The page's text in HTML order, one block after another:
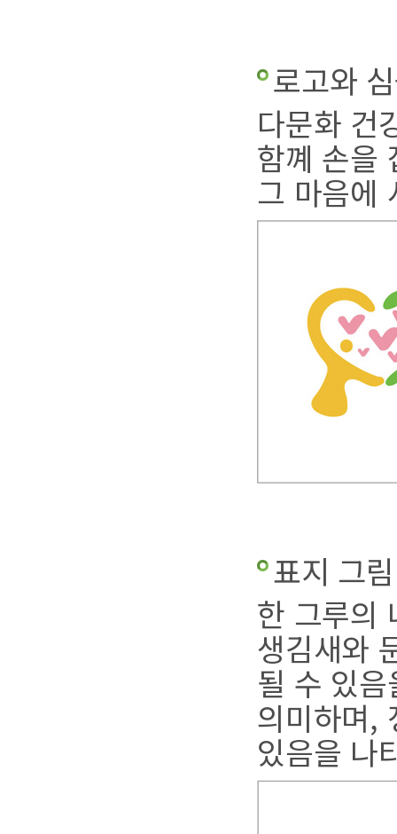
로고와
다문화 건
함꼐 손을
그 마음에
표지 그림
한 그루의
생김새와
될 수 있음
의미하며,
있음을 나